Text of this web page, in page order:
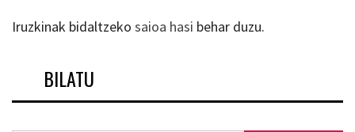
Iruzkinak bidaltzeko saioa hasi behar duzu.
BILATU